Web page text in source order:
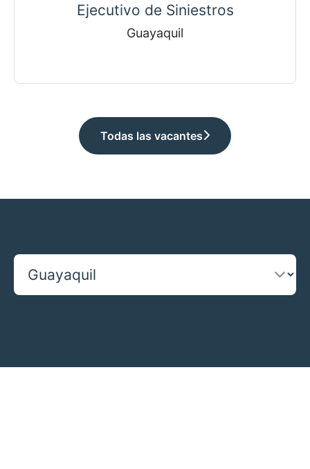
Ejecutivo de Siniestros
Guayaquil
Todas las vacantes